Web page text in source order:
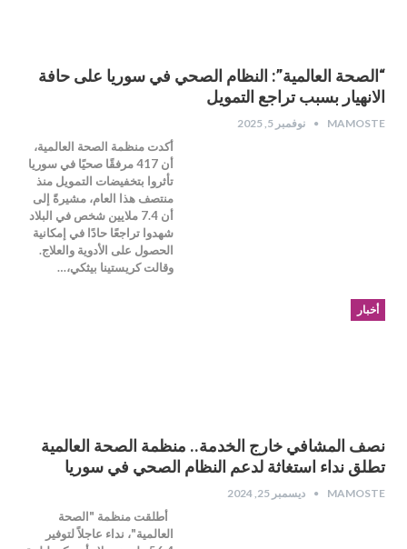
“الصحة العالمية”: النظام الصحي في سوريا على حافة
الانهيار بسبب تراجع التمويل
MAMOSTE نوفمبر 5, 2025
أكدت منظمة الصحة العالمية،
أن 417 مرفقًا صحيًا في سوريا
تأثروا بتخفيضات التمويل منذ
منتصف هذا العام، مشيرةً إلى
أن 7.4 ملايين شخص في البلاد
شهدوا تراجعًا حادًا في إمكانية
الحصول على الأدوية والعلاج.
وقالت كريستينا بيثكي،…
أخبار
نصف المشافي خارج الخدمة.. منظمة الصحة العالمية
تطلق نداء استغاثة لدعم النظام الصحي في سوريا
MAMOSTE ديسمبر 25, 2024
أطلقت منظمة "الصحة
العالمية"، نداء عاجلاً لتوفير